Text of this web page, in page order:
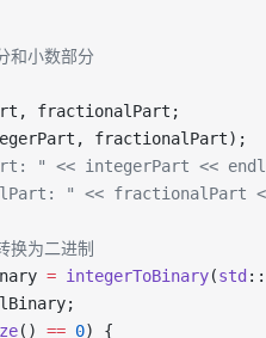
和小数部分
fractionalPart;
fractionalPart);
" << integerPart <<
" << fractionalPart
换为二进制
= integerToBinary(std ::
() == 0) {